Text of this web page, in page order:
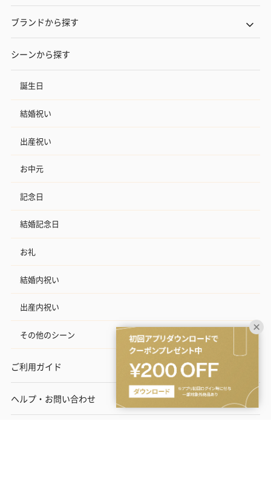
ブランドから探す
シーンから探す
誕生日
結婚祝い
出産祝い
お中元
記念日
結婚記念日
お礼
結婚内祝い
出産内祝い
その他のシーン
ご利用ガイド
ヘルプ・お問い合わせ